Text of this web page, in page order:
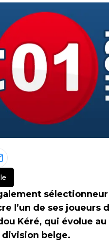
l’un de ses joueurs
Kéré, qui évolue
belge.